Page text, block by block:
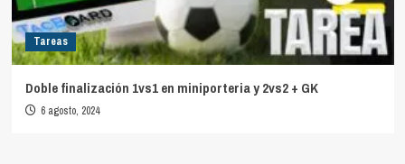
Tareas
Doble finalización 1vs1 en miniporteria y 2vs2 + GK
6 agosto, 2024